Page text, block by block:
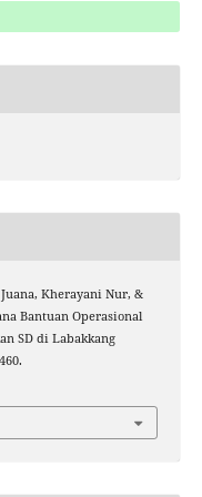
Kherayani Nur, &
Bantuan Operasional
SD di Labakkang